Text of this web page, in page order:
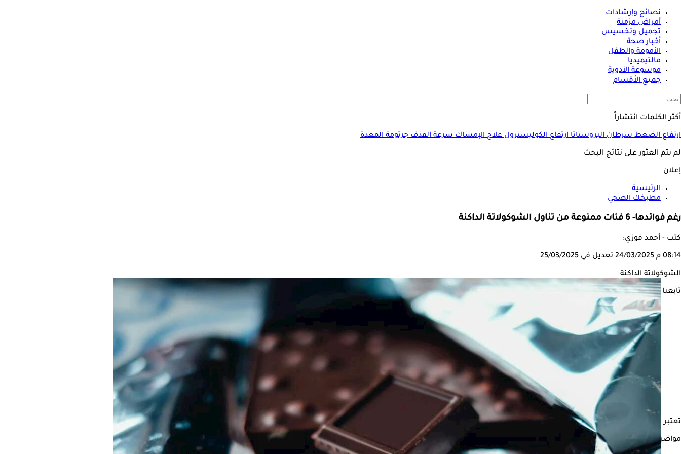
نصائح وإرشادات
أمراض مزمنة
تجميل وتخسيس
أخبار صحة
الأمومة والطفل
مالتيميديا
موسوعة الأدوية
جميع الأقسام
أكثر الكلمات انتشاراً
ارتفاع الضغطسرطان البروستاتاارتفاع الكوليسترولعلاج الإمساكسرعة القذفجرثومة المعدة
لم يتم العثور على نتائج البحث
إعلان
الرئيسية
مطبخك الصحي
رغم فوائدها- 6 فئات ممنوعة من تناول الشوكولاتة الداكنة
كتب - أحمد فوزي:
08:14 م 24/03/2025 تعديل في 25/03/2025
الشوكولاتة الداكنة
تابعنا على
تعتبرالشوكولاتة الداكنة من الأطعمة المفيدة لصحة الإنسان، لاحتوائها على العديد من العناصر الغذائية الضرورية للجسم، مثل مضادات الأكسدة.
مواضيع ذات صلة